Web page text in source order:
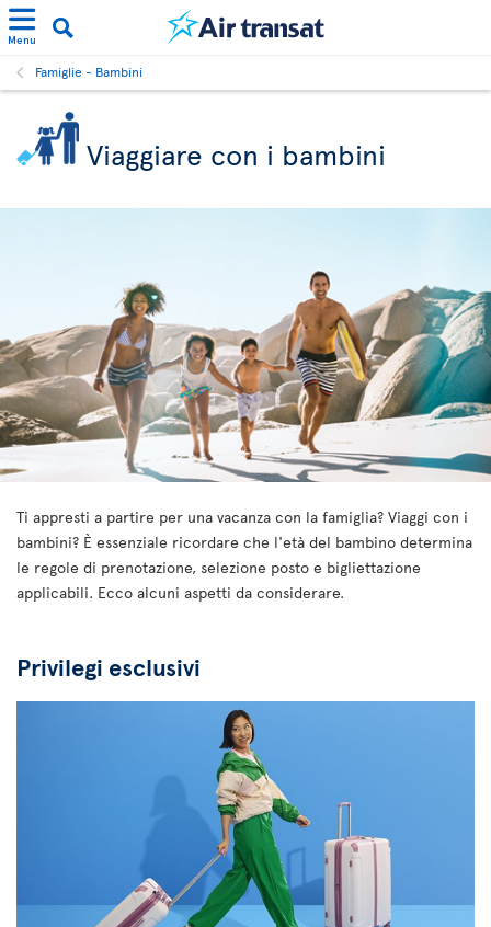
Menu
Famiglie - Bambini
Viaggiare con i bambini
Ti appresti a partire per una vacanza con la famiglia? Viaggi con i
bambini? È essenziale ricordare che l'età del bambino determina
le regole di prenotazione, selezione posto e bigliettazione
applicabili. Ecco alcuni aspetti da considerare.
Privilegi esclusivi